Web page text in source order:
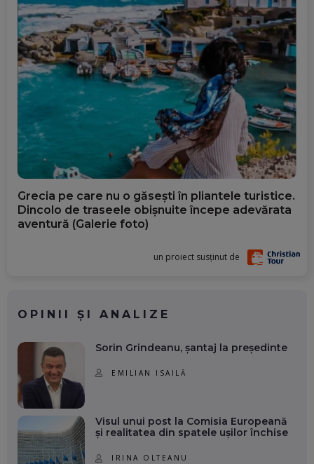
Grecia pe care nu o găsești în pliantele turistice.
Dincolo de traseele obișnuite începe adevărata
aventură (Galerie foto)
un proiect susținut de
OPINII ȘI ANALIZE
Sorin Grindeanu, șantaj la președinte
EMILIAN ISAILĂ
Visul unui post la Comisia Europeană
și realitatea din spatele ușilor închise
IRINA OLTEANU